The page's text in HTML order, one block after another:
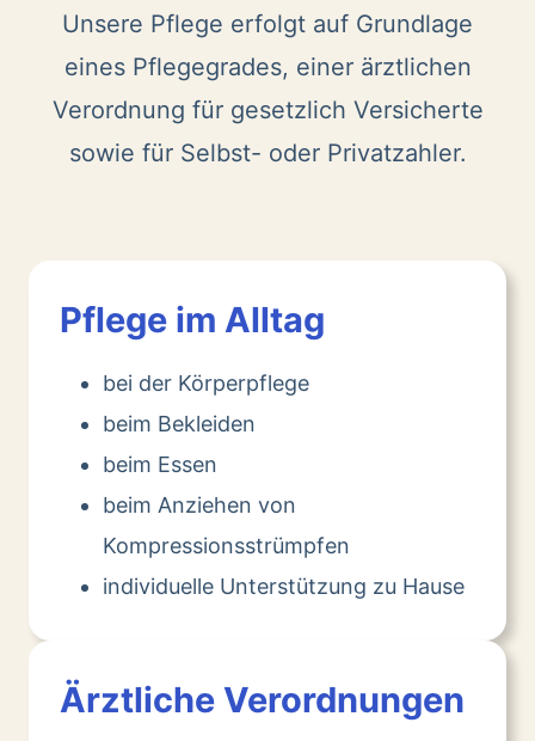
Unsere Pflege erfolgt auf Grundlage
eines Pflegegrades, einer ärztlichen
Verordnung für gesetzlich Versicherte
sowie für Selbst- oder Privatzahler.
Pflege im Alltag
bei der Körperpflege
beim Bekleiden
beim Essen
beim Anziehen von
Kompressionsstrümpfen
individuelle Unterstützung zu Hause
Ärztliche Verordnungen